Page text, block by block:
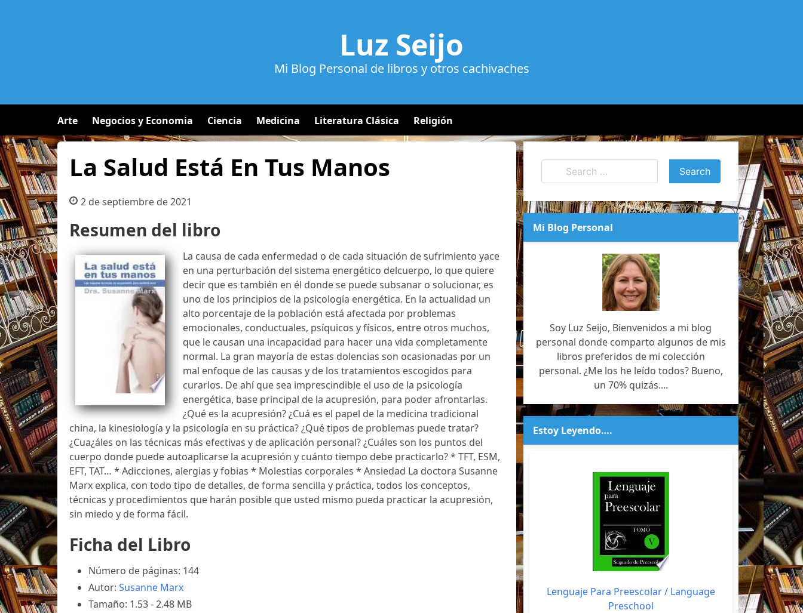
Luz Seijo
Mi Blog Personal de libros y otros cachivaches
Arte Negocios y Economia Ciencia Medicina Literatura Clásica Religión
La Salud Está En Tus Manos
2 de septiembre de 2021
Resumen del libro
La causa de cada enfermedad o de cada situación de sufrimiento yace
en una perturbación del sistema energético delcuerpo, lo que quiere
decir que es también en él donde se puede subsanar o solucionar, es
uno de los principios de la psicología energética. En la actualidad un
alto porcentaje de la población está afectada por problemas
emocionales, conductuales, psíquicos y físicos, entre otros muchos,
que le causan una incapacidad para hacer una vida completamente
normal. La gran mayoría de estas dolencias son ocasionadas por un
mal enfoque de las causas y de los tratamientos escogidos para
curarlos. De ahí que sea imprescindible el uso de la psicología
energética, base principal de la acupresión, para poder afrontarlas.
¿Qué es la acupresión? ¿Cuá es el papel de la medicina tradicional
china, la kinesiología y la psicología en su práctica? ¿Qué tipos de problemas puede tratar?
¿Cua¿áles on las técnicas más efectivas y de aplicación personal? ¿Cuáles son los puntos del
cuerpo donde puede autoaplicarse la acupresión y cuánto tiempo debe practicarlo? * TFT, ESM,
EFT, TAT… * Adicciones, alergias y fobias * Molestias corporales * Ansiedad La doctora Susanne
Marx explica, con todo tipo de detalles, de forma sencilla y práctica, todos los conceptos,
técnicas y procedimientos que harán posible que usted mismo pueda practicar la acupresión,
sin miedo y de forma fácil.
Ficha del Libro
Número de páginas: 144
Autor: Susanne Marx
Tamaño: 1.53 - 2.48 MB
Mi Blog Personal
Soy Luz Seijo, Bienvenidos a mi blog
personal donde comparto algunos de mis
libros preferidos de mi colección
personal. ¿Me los he leído todos? Bueno,
un 70% quizás....
Estoy Leyendo….
Lenguaje Para Preescolar / Language
Preschool